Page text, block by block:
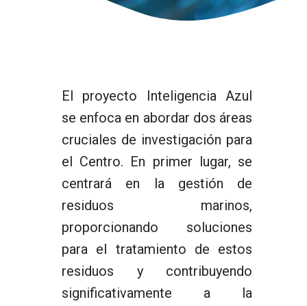
El proyecto Inteligencia Azul
se enfoca en abordar dos áreas
cruciales de investigación para
el Centro. En primer lugar, se
centrará en la gestión de
residuos marinos,
proporcionando soluciones
para el tratamiento de estos
residuos y contribuyendo
significativamente a la